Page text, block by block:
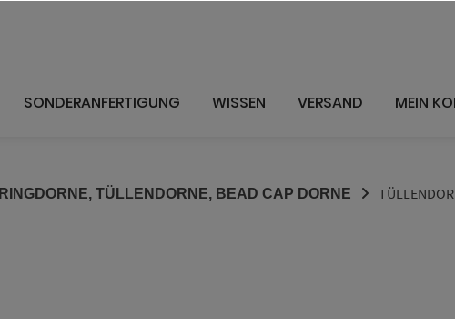
SONDERANFERTIGUNG WISSEN VERSAND MEIN
RINGDORNE, TÜLLENDORNE, BEAD CAP DORNE